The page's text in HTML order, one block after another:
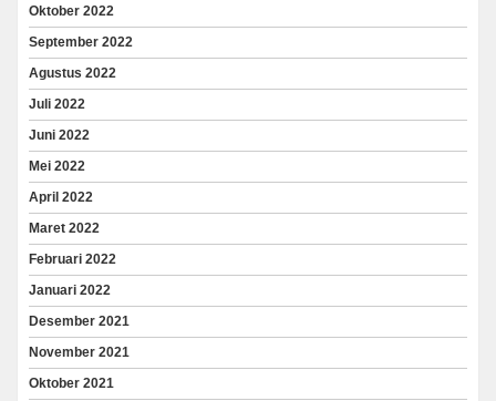
Oktober 2022
September 2022
Agustus 2022
Juli 2022
Juni 2022
Mei 2022
April 2022
Maret 2022
Februari 2022
Januari 2022
Desember 2021
November 2021
Oktober 2021